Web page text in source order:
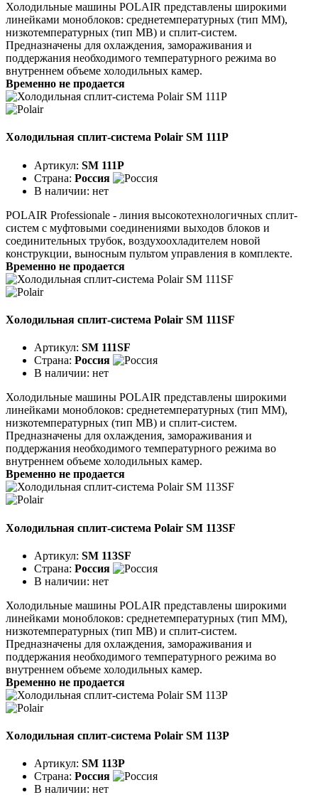
Холодильные машины POLAIR представлены широкими
линейками моноблоков: среднетемпературных (тип ММ),
низкотемпературных (тип МВ) и сплит-систем.
Предназначены для охлаждения, замораживания и
поддержания необходимого температурного режима во
внутреннем объеме холодильных камер.
Временно не продается
Холодильная сплит-система Polair SM 111P
Артикул: SM 111P
Страна: Россия
В наличии: нет
POLAIR Professionale - линия высокотехнологичных сплит-
систем с муфтовыми соединениями выходов блоков и
соединительных трубок, воздухоохладителем новой
конструкции, выносным пультом управления в комплекте.
Временно не продается
Холодильная сплит-система Polair SM 111SF
Артикул: SM 111SF
Страна: Россия
В наличии: нет
Холодильные машины POLAIR представлены широкими
линейками моноблоков: среднетемпературных (тип ММ),
низкотемпературных (тип МВ) и сплит-систем.
Предназначены для охлаждения, замораживания и
поддержания необходимого температурного режима во
внутреннем объеме холодильных камер.
Временно не продается
Холодильная сплит-система Polair SM 113SF
Артикул: SM 113SF
Страна: Россия
В наличии: нет
Холодильные машины POLAIR представлены широкими
линейками моноблоков: среднетемпературных (тип ММ),
низкотемпературных (тип МВ) и сплит-систем.
Предназначены для охлаждения, замораживания и
поддержания необходимого температурного режима во
внутреннем объеме холодильных камер.
Временно не продается
Холодильная сплит-система Polair SM 113P
Артикул: SM 113P
Страна: Россия
В наличии: нет